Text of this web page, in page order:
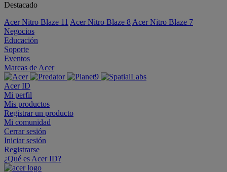
Destacado
Acer Nitro Blaze 11 Acer Nitro Blaze 8 Acer Nitro Blaze 7
Negocios
Educación
Soporte
Eventos
Marcas de Acer
Acer ID
Mi perfil
Mis productos
Registrar un producto
Mi comunidad
Cerrar sesión
Iniciar sesión
Registrarse
¿Qué es Acer ID?